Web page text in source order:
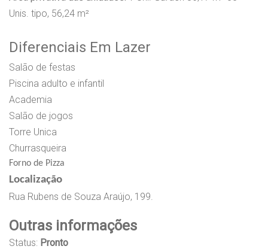
Unis. tipo, 56,24 m²
Diferenciais Em Lazer
Salão de festas
Piscina adulto e infantil
Academia
Salão de jogos
Torre Unica
Churrasqueira
Forno de Pizza
Localização
Rua Rubens de Souza Araújo, 199.
Outras informações
Status: Pronto